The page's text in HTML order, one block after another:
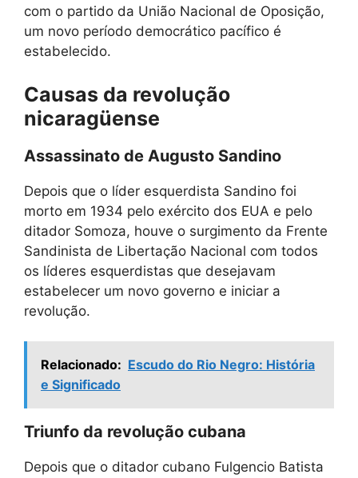
com o partido da União Nacional de Oposição,
um novo período democrático pacífico é
estabelecido.
Causas da revolução
nicaragüense
Assassinato de Augusto Sandino
Depois que o líder esquerdista Sandino foi
morto em 1934 pelo exército dos EUA e pelo
ditador Somoza, houve o surgimento da Frente
Sandinista de Libertação Nacional com todos
os líderes esquerdistas que desejavam
estabelecer um novo governo e iniciar a
revolução.
Relacionado: Escudo do Rio Negro: História
e Significado
Triunfo da revolução cubana
Depois que o ditador cubano Fulgencio Batista